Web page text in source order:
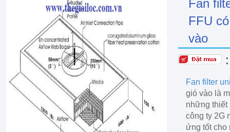
Fan
FFU
vào
Fan filter
gió vào là
những thiết
công ty 2G
ứng tốt cho